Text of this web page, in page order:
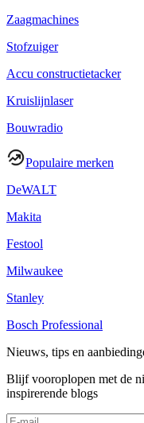
Zaagmachines
Stofzuiger
Accu constructietacker
Kruislijnlaser
Bouwradio
Populaire merken
DeWALT
Makita
Festool
Milwaukee
Stanley
Bosch Professional
Nieuws, tips en
Blijf vooroplopen met de
inspirerende blogs